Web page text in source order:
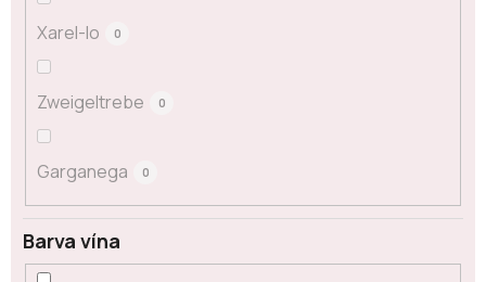
Xarel-lo 0
Zweigeltrebe 0
Garganega 0
Barva vína